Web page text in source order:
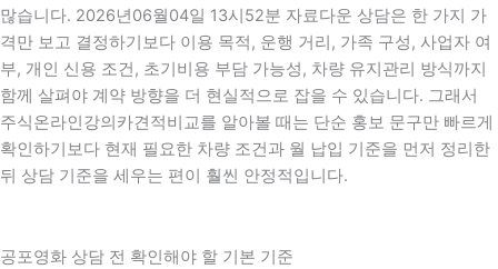
많습니다. 2026년06월04일 13시52분 자료다운 상담은 한 가지 가
격만 보고 결정하기보다 이용 목적, 운행 거리, 가족 구성, 사업자 여
부, 개인 신용 조건, 초기비용 부담 가능성, 차량 유지관리 방식까지
함께 살펴야 계약 방향을 더 현실적으로 잡을 수 있습니다. 그래서
주식온라인강의카견적비교를 알아볼 때는 단순 홍보 문구만 빠르게
확인하기보다 현재 필요한 차량 조건과 월 납입 기준을 먼저 정리한
뒤 상담 기준을 세우는 편이 훨씬 안정적입니다.
공포영화 상담 전 확인해야 할 기본 기준